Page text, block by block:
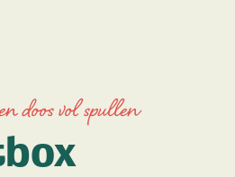
doos vol spullen